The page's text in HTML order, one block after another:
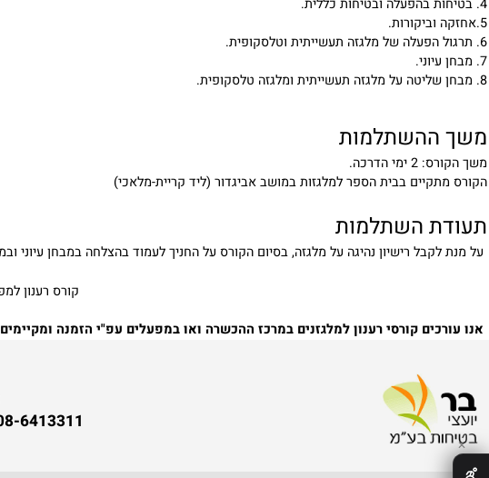
בבית הספר למלגזות במושב אביגדור (ליד קריית-מלאכי)
השתלמות
רישיון נהיגה על מלגזה, בסיום הקורס על החניך לעמוד בהצלחה במבחן עיוני
קורס רענון למפעילי
קורסי רענון למלגזנים במרכז ההכשרה ואו במפעלים עפ"י הזמנה ומקיימים